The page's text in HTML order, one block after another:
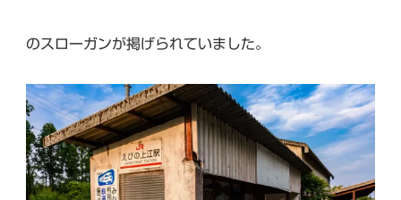
のスローガンが掲げられていました。